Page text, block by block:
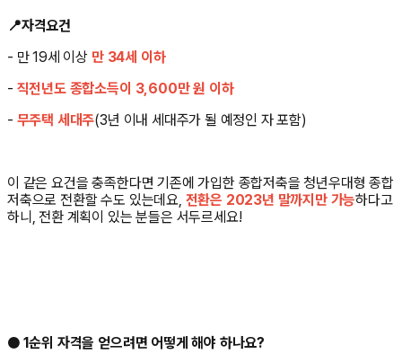
📍자격요건
- 만 19세 이상 만 34세 이하
- 직전년도 종합소득이 3,600만 원 이하
- 무주택 세대주(3년 이내 세대주가 될 예정인 자 포함)
이 같은 요건을 충족한다면 기존에 가입한 종합저축을 청년우대형 종합
저축으로 전환할 수도 있는데요, 전환은 2023년 말까지만 가능하다고
하니, 전환 계획이 있는 분들은 서두르세요!
● 1순위 자격을 얻으려면 어떻게 해야 하나요?